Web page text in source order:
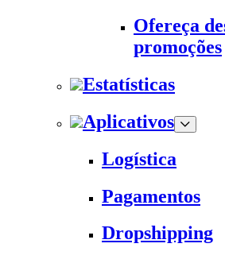
Ofereça
promoções
Estatísticas
Aplicativos
Logística
Pagamentos
Dropshipping